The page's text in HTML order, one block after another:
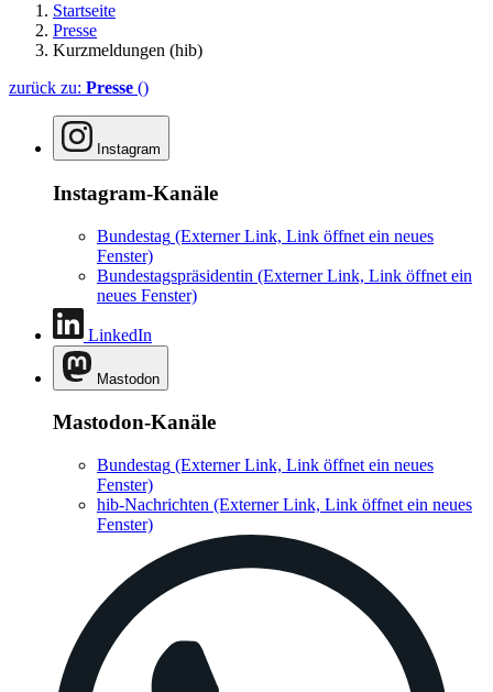
Startseite
Presse
Kurzmeldungen (hib)
zurück zu: Presse ()
Instagram
Instagram-Kanäle
Bundestag (Externer Link, Link öffnet ein neues
Fenster)
Bundestagspräsidentin (Externer Link, Link öffnet ein
neues Fenster)
LinkedIn
Mastodon
Mastodon-Kanäle
Bundestag (Externer Link, Link öffnet ein neues
Fenster)
hib-Nachrichten (Externer Link, Link öffnet ein neues
Fenster)